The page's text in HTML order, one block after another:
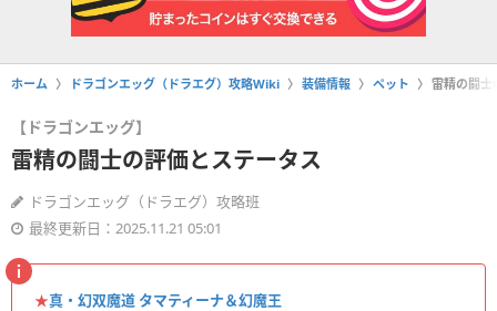
ホーム ドラゴンエッグ（ドラエグ）攻略Wiki 装備情報 ペット 雷精の闘士
【ドラゴンエッグ】
雷精の闘士の評価とステータス
ドラゴンエッグ（ドラエグ）攻略班
最終更新日：2025.11.21 05:01
★真・幻双魔道 タマティーナ＆幻魔王